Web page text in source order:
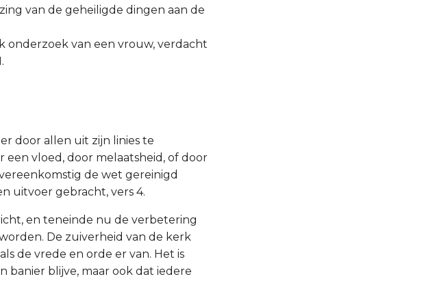
van de geheiligde dingen aan de
van een vrouw, verdacht
door allen uit zijn linies te
vloed, door melaatsheid, of door
de wet gereinigd
uitvoer gebracht, vers 4.
en teneinde nu de verbetering
De zuiverheid van de kerk
de vrede en orde er van. Het is
banier blijve, maar ook dat iedere